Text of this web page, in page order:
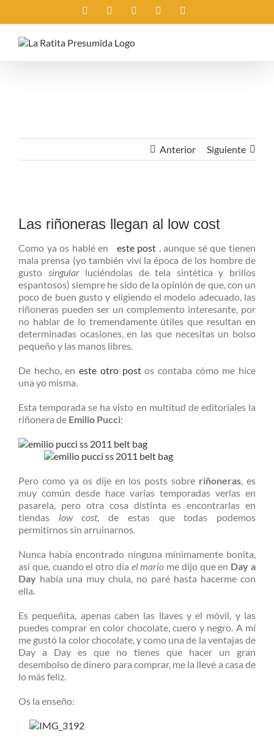
Instagram Facebook
Anterior Siguiente
más
Las riñoneras llegan al low cost
Como ya os hablé en este post , aunque sé que tienen
mala prensa (yo también viví la época de los hombre de
gusto singular luciéndolas de tela sintética y brillos
espantosos) siempre he sido de la opinión de que, con un
poco de buen gusto y eligiendo el modelo adecuado, las
riñoneras pueden ser un complemento interesante, por
no hablar de lo tremendamente útiles que resultan en
determinadas ocasiones, en las que necesitas un bolso
pequeño y las manos libres.
De hecho, eneste otro postos contaba cómo me hice
una yo misma.
Esta temporada se ha visto en multitud de editoriales la
riñonera de Emilio Pucci:
Pero como ya os dije en los posts sobre riñoneras, es
muy común desde hace varias temporadas verlas en
pasarela, pero otra cosa distinta es encontrarlas en
tiendas low cost, de estas que todas podemos
permitirnos sin arruinarnos.
Nunca había encontrado ninguna mínimamente bonita,
así que, cuando el otro día el marío me dijo que en Day a
Day había una muy chula, no paré hasta hacerme con
ella.
Es pequeñita, apenas caben las llaves y el móvil, y las
puedes comprar en color chocolate, cuero y negro. A mí
me gustó la color chocolate, y como una de la ventajas de
Day a Day es que no tienes que hacer un gran
desembolso de dinero para comprar, me la llevé a casa de
lo más feliz.
Os la enseño: